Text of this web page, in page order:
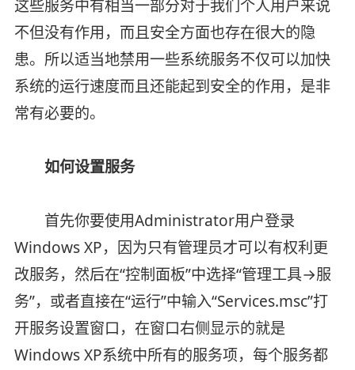
这些服务中有相当一部分对于我们个人用户来说
不但没有作用，而且安全方面也存在很大的隐
患。所以适当地禁用一些系统服务不仅可以加快
系统的运行速度而且还能起到安全的作用，是非
常有必要的。
如何设置服务
首先你要使用Administrator用户登录
Windows XP，因为只有管理员才可以有权利更
改服务，然后在“控制面板”中选择“管理工具→服
务”，或者直接在“运行”中输入“Services.msc”打
开服务设置窗口，在窗口右侧显示的就是
Windows XP系统中所有的服务项，每个服务都